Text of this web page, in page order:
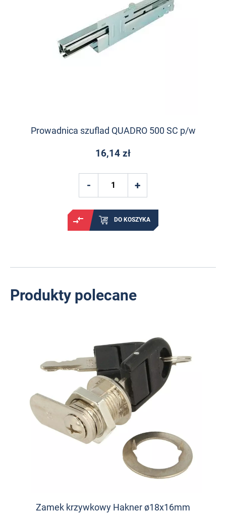
Prowadnica szuflad QUADRO 500 SC p/w
16,14 zł
DO KOSZYKA
Produkty polecane
Zamek krzywkowy Hakner ø18x16mm